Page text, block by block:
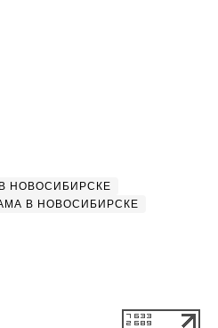
НОВОСИБИРСКЕ
В НОВОСИБИРСКЕ